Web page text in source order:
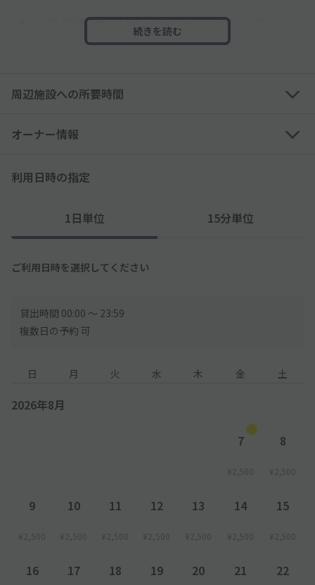
◆バス停【浜甲子園二丁目】は道路に出て右手奥にございます。
球場やららぽーとの行き帰りや、お子様連れのユーザーにも使い
◆前面道路は広いですが、入出庫の際は通行人等に十分お気をつ
続きを読む
周辺施設への所要時間
オーナー情報
利用日時の指定
1日単位 15分単位
ご利用日時を選択してください
貸出時間 00:00 〜 23:59
複数日の予約 可
日 月 火 水 木 金 土
2026年8月
7
¥2,500
8
¥2,500
9
¥2,500
10
¥2,500
11
¥2,500
12
¥2,500
13
¥2,500
14
¥2,500
15
¥2,500
16 17 18 19 20 21 22